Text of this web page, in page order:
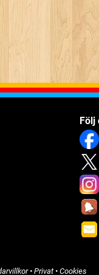
Följ
•Privat•Cookies